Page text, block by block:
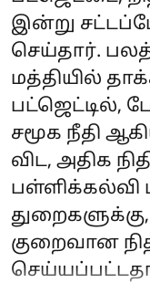
இன்று
செய்தார்.
மத்தியில்
பட்ஜெட்டில்,
சமூக நீதி
விட, அதிக
பள்ளிக்கல்வி
குறைவான